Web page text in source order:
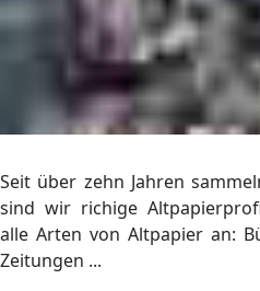
Seit über zehn Jahren
sind wir richige
alle Arten von Altpapier an:
Zeitungen ...